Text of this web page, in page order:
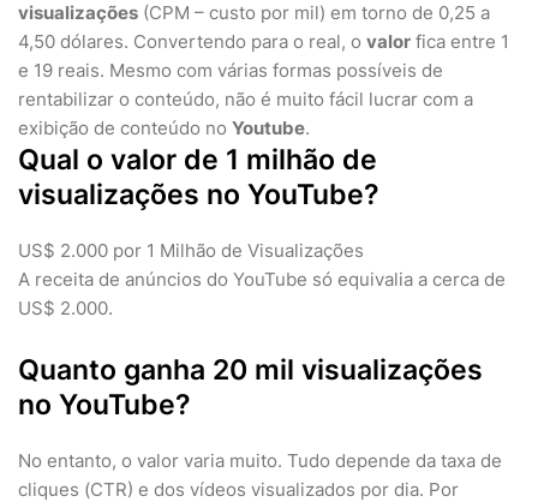
visualizações (CPM – custo por mil) em torno de 0,25 a
4,50 dólares. Convertendo para o real, o valor fica entre 1
e 19 reais. Mesmo com várias formas possíveis de
rentabilizar o conteúdo, não é muito fácil lucrar com a
exibição de conteúdo no Youtube.
Qual o valor de 1 milhão de
visualizações no YouTube?
US$ 2.000 por 1 Milhão de Visualizações
A receita de anúncios do YouTube só equivalia a cerca de
US$ 2.000.
Quanto ganha 20 mil visualizações
no YouTube?
No entanto, o valor varia muito. Tudo depende da taxa de
cliques (CTR) e dos vídeos visualizados por dia. Por